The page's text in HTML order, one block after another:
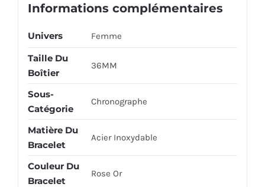
Informations complémentaires
Univers Femme
Taille Du
Boîtier
36MM
Sous-
Catégorie
Chronographe
Matière Du
Bracelet
Acier Inoxydable
Couleur Du
Bracelet
Rose Or